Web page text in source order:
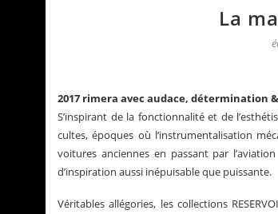
La
2017 rimera avec audace, détermination
S’inspirant de la fonctionnalité et de
cultes, époques où l’instrumentalisation
voitures anciennes en passant par
d’inspiration aussi inépuisable que puissante.
Véritables allégories, les collections